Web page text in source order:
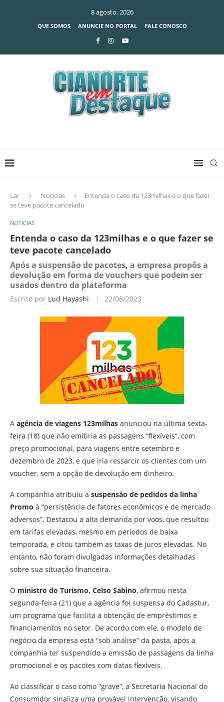
8 agosto, 2026
QUE SOMOS ANUNCIE NO PORTAL FALE CONOSCO
Lar Noticias
Entenda o caso da 123milhas e o que fazer
se teve pacote cancelado
NOTICIAS
Entenda o caso da 123milhas e o que fazer se
teve pacote cancelado
Após a suspensão de pacotes, a empresa propôs a
devolução em forma de vouchers que podem ser
usados dentro da plataforma
Escrito por Lud Hayashi 22/08/2023
A agência de viagens 123milhas anunciou na última sexta-
feira (18) que não emitiria as passagens “flexíveis”, com
preço promocional, para viagens entre setembro e
dezembro de 2023, e que iria ressarcir os clientes com um
voucher, sem a opção de devolução em dinheiro.
A companhia atribuiu a suspensão de pedidos da linha
Promo à “persistência de fatores econômicos e de mercado
adversos”. Destacou a alta demanda por voos, que resultou
em tarifas elevadas, mesmo em períodos de baixa
temporada, e citou também as taxas de juros elevadas. No
entanto, não foram divulgadas informações detalhadas
sobre sua situação financeira.
O ministro do Turismo, Celso Sabino, afirmou nesta
segunda-feira (21) que a agência foi suspensa do Cadastur,
um programa que facilita a obtenção de empréstimos e
financiamentos no setor. De acordo com ele, o modelo de
negócio da empresa está “sob análise” da pasta, após a
companhia ter suspendido a emissão de passagens da linha
promocional e os pacotes com datas flexíveis.
Ao classificar o caso como “grave”, a Secretaria Nacional do
Consumidor sinaliza uma provável intervenção, visando